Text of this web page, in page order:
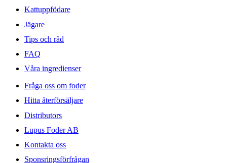
Kattuppfödare
Jägare
Tips och råd
FAQ
Våra ingredienser
Fråga oss om foder
Hitta återförsäljare
Distributors
Lupus Foder AB
Kontakta oss
Sponsringsförfrågan